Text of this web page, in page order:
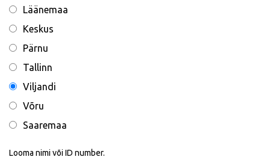
Läänemaa
Keskus
Pärnu
Tallinn
Viljandi
Võru
Saaremaa
Looma nimi või ID number.